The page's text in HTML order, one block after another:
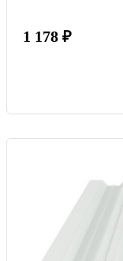
1 178 ₽